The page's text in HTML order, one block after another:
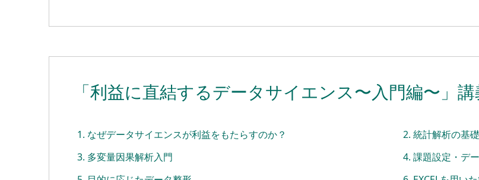
「利益に直結するデータサイエンス〜入門編〜」講
なぜデータサイエンスが利益をもたらすのか？
統計解析の基礎
多変量因果解析入門
課題設定・デ